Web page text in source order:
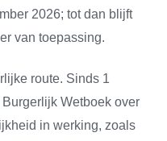
2026; tot dan blijft
van toepassing.
route. Sinds 1
Wetboek over
in werking, zoals